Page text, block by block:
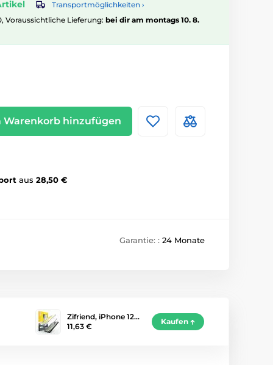
Transportmöglichkeiten ›
Voraussichtliche Lieferung: bei dir am montags 10. 8.
Warenkorb hinzufügen
aus 28,50 €
Garantie: : 24 Monate
Zifriend, iPhone 12…
11,63 €
Kaufen